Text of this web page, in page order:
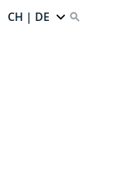
CH | DE